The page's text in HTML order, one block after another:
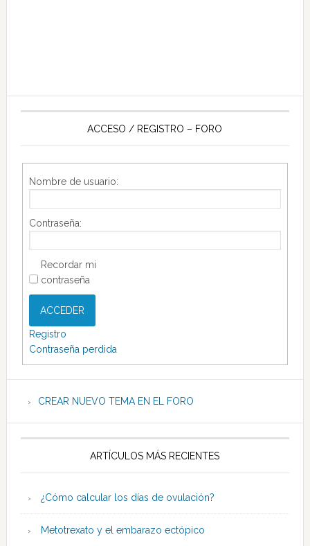
ACCESO / REGISTRO – FORO
Nombre de usuario:
Contraseña:
Recordar mi
contraseña
ACCEDER
Registro
Contraseña perdida
CREAR NUEVO TEMA EN EL FORO
ARTÍCULOS MÁS RECIENTES
¿Cómo calcular los días de ovulación?
Metotrexato y el embarazo ectópico